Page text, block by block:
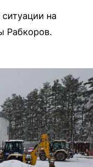
на
Рабкоров.